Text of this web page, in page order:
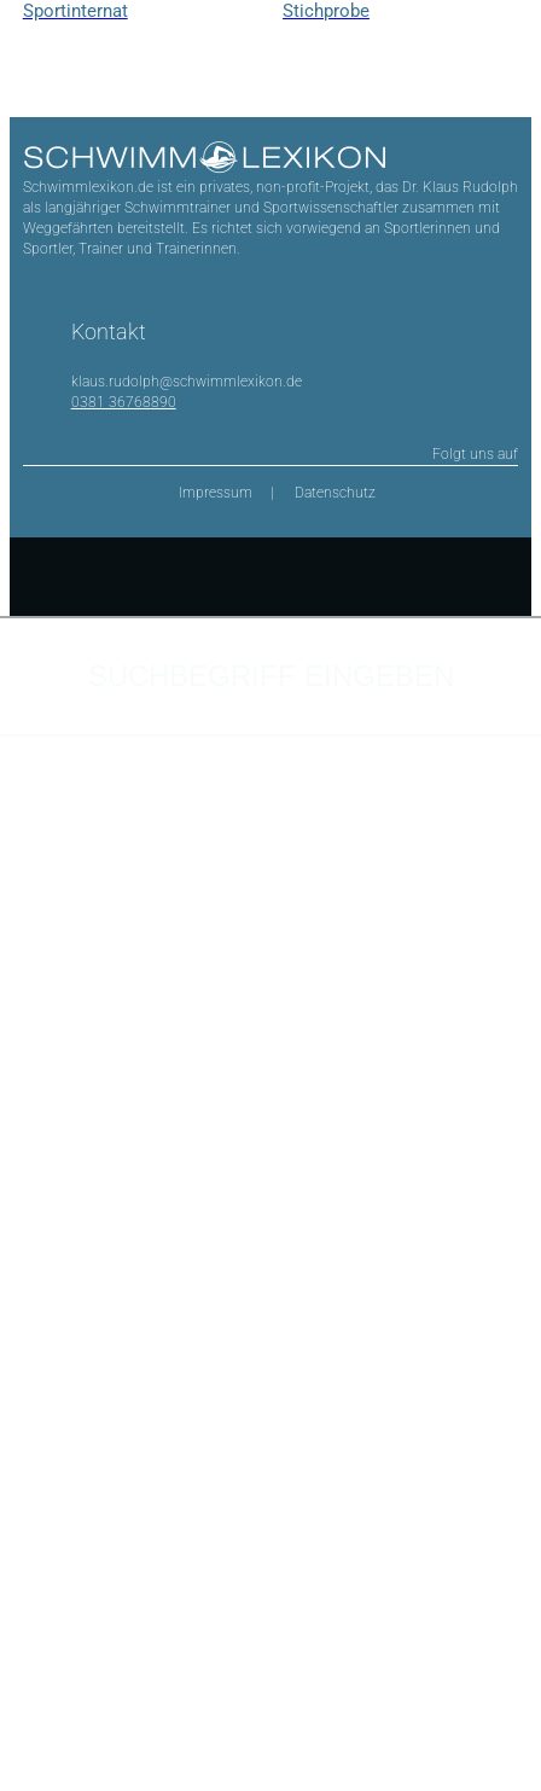
Sportinternat Stichprobe
Schwimmlexikon.de ist ein privates, non-profit-Projekt, das Dr. Klaus Rudolph
als langjähriger Schwimmtrainer und Sportwissenschaftler zusammen mit
Weggefährten bereitstellt. Es richtet sich vorwiegend an Sportlerinnen und
Sportler, Trainer und Trainerinnen.
Kontakt
klaus.rudolph@schwimmlexikon.de
0381 36768890
Folgt uns auf
Impressum Datenschutz